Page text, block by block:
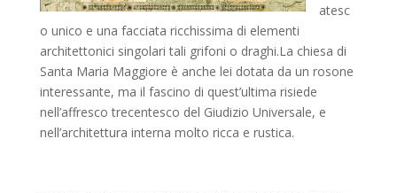
atesc
o unico e una facciata ricchissima di elementi
architettonici singolari tali grifoni o draghi.La chiesa di
Santa Maria Maggiore è anche lei dotata da un rosone
interessante, ma il fascino di quest’ultima risiede
nell’affresco trecentesco del Giudizio Universale, e
nell’architettura interna molto ricca e rustica.